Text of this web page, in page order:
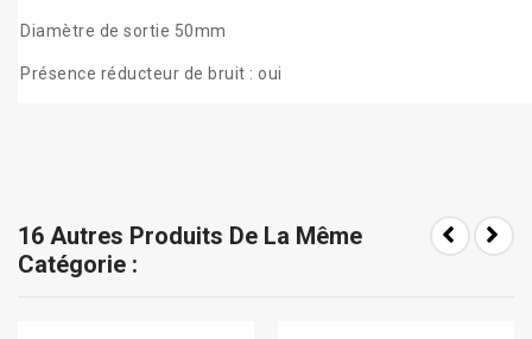
Diamètre de sortie 50mm
Présence réducteur de bruit : oui
16 Autres Produits De La Même
Catégorie :